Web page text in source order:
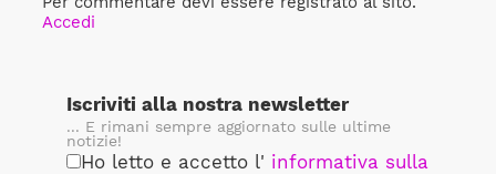
Accedi
Iscriviti alla nostra newsletter
... E rimani sempre aggiornato sulle ultime
notizie!
Ho letto e accetto l' informativa sulla